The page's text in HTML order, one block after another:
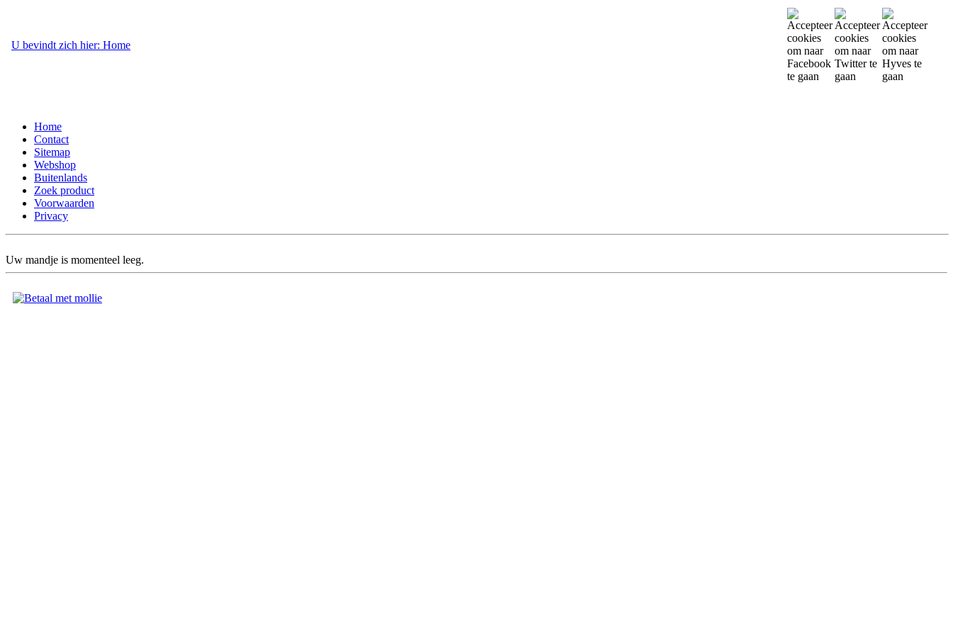
U bevindt zich hier: Home
Home
Contact
Sitemap
Webshop
Buitenlands
Zoek product
Voorwaarden
Privacy
Uw mandje is momenteel leeg.